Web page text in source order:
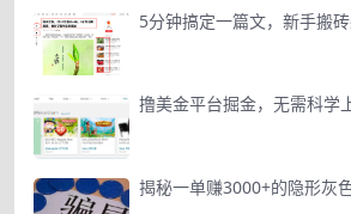
5分钟搞定一篇文，新手搬
撸美金平台掘金，无需科学
揭秘一单赚3000+的隐形灰